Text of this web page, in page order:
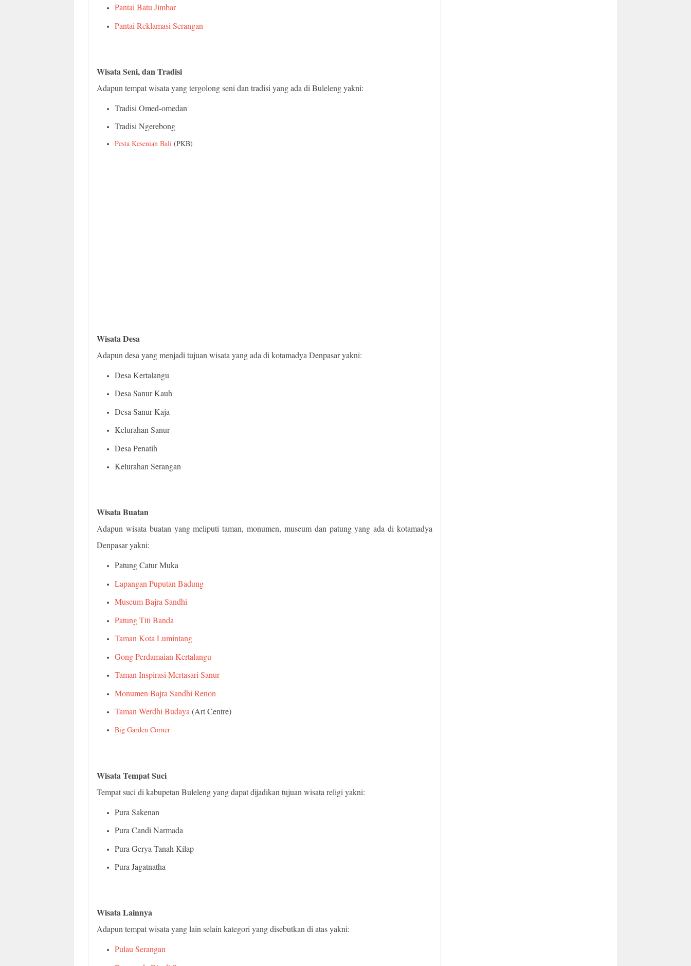
Pantai Batu Jimbar
Pantai Reklamasi Serangan
Wisata Seni, dan Tradisi
Adapun tempat wisata yang tergolong seni dan tradisi yang ada di Buleleng yakni:
Tradisi Omed-omedan
Tradisi Ngerebong
Pesta Kesenian Bali (PKB)
Wisata Desa
Adapun desa yang menjadi tujuan wisata yang ada di kotamadya Denpasar yakni:
Desa Kertalangu
Desa Sanur Kauh
Desa Sanur Kaja
Kelurahan Sanur
Desa Penatih
Kelurahan Serangan
Wisata Buatan
Adapun wisata buatan yang meliputi taman, monumen, museum dan patung yang ada di kotamadya
Denpasar yakni:
Patung Catur Muka
Lapangan Puputan Badung
Museum Bajra Sandhi
Patung Titi Banda
Taman Kota Lumintang
Gong Perdamaian Kertalangu
Taman Inspirasi Mertasari Sanur
Monumen Bajra Sandhi Renon
Taman Werdhi Budaya (Art Centre)
Big Garden Corner
Wisata Tempat Suci
Tempat suci di kabupetan Buleleng yang dapat dijadikan tujuan wisata religi yakni:
Pura Sakenan
Pura Candi Narmada
Pura Gerya Tanah Kilap
Pura Jagatnatha
Wisata Lainnya
Adapun tempat wisata yang lain selain kategori yang disebutkan di atas yakni:
Pulau Serangan